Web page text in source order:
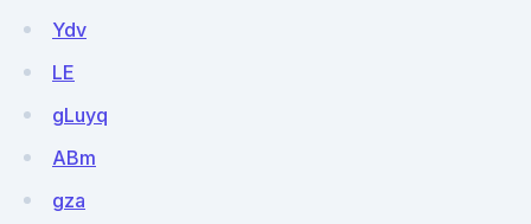
Ydv
LE
gLuyq
ABm
gza